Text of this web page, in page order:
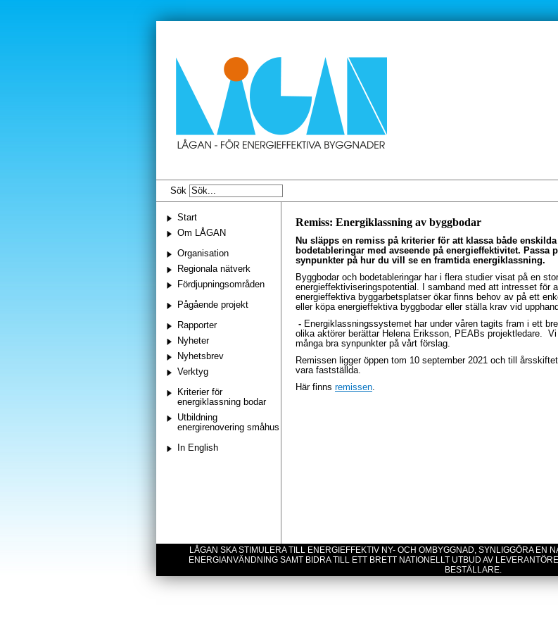
Sök
Start
Om LÅGAN
Organisation
Regionala nätverk
Fördjupningsområden
Pågående projekt
Rapporter
Nyheter
Nyhetsbrev
Verktyg
Kriterier för
energiklassning bodar
Utbildning
energirenovering småhus
In English
Remiss: Energiklassning av byggbodar
Nu släpps en remiss på kriterier för att klassa både
bodetableringar med avseende på energieffektivitet. Passa
synpunkter på hur du vill se en framtida energiklassning.
Byggbodar och bodetableringar har i flera studier visat på en stor
energieffektiviseringspotential. I samband med att intresset för
energieffektiva byggarbetsplatser ökar finns behov av på ett
eller köpa energieffektiva byggbodar eller ställa krav vid
- Energiklassningssystemet har under våren tagits fram i ett
olika aktörer berättar Helena Eriksson, PEABs projektledare.
många bra synpunkter på vårt förslag.
Remissen ligger öppen tom 10 september 2021 och till
vara fastställda.
Här finns remissen.
LÅGAN SKA STIMULERA TILL ENERGIEFFEKTIV NY- OCH OMBYGGNAD, SYNLIGGÖRA EN
ENERGIANVÄNDNING SAMT BIDRA TILL ETT BRETT NATIONELLT UTBUD AV
BESTÄLLARE.